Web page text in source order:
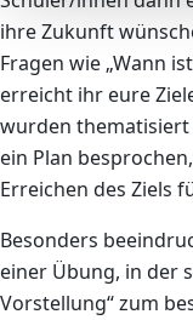
ihre Zukunft
Fragen wie „Wann
erreicht ihr eure
wurden
ein Plan
Erreichen des Ziels
Besonders
einer Übung, in der
Vorstellung“ zum